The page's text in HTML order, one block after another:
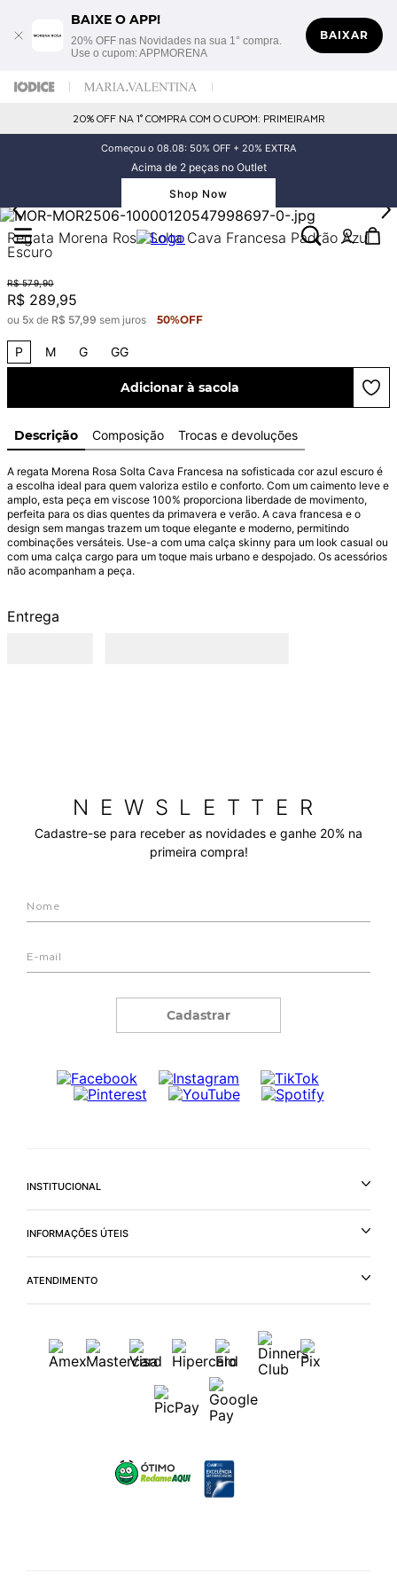
BAIXE O APP!
20% OFF nas Novidades na sua 1° compra.
Use o cupom: APPMORENA
BAIXAR
20% OFF NA 1° COMPRA COM O CUPOM: PRIMEIRAMR
Começou o 08.08: 50% OFF + 20% EXTRA
Acima de 2 peças no Outlet
Shop Now
Regata Morena Rosa Solta Cava Francesa Padrão Azul
Escuro
R$ 579,90
R$ 289,95
ou 5x de R$ 57,99 sem juros 50%OFF
P M G GG
Adicionar à sacola
Descrição Composição Trocas e devoluções
A regata Morena Rosa Solta Cava Francesa na sofisticada cor azul escuro é
a escolha ideal para quem valoriza estilo e conforto. Com um caimento leve e
amplo, esta peça em viscose 100% proporciona liberdade de movimento,
perfeita para os dias quentes da primavera e verão. A cava francesa e o
design sem mangas trazem um toque elegante e moderno, permitindo
combinações versáteis. Use-a com uma calça skinny para um look casual ou
com uma calça cargo para um toque mais urbano e despojado. Os acessórios
não acompanham a peça.
Entrega
NEWSLETTER
Cadastre-se para receber as novidades e ganhe 20% na
primeira compra!
Cadastrar
INSTITUCIONAL
INFORMAÇÕES ÚTEIS
ATENDIMENTO